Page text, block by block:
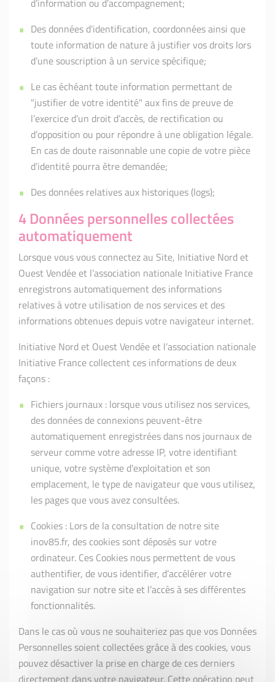
d’information ou d’accompagnement;
Des données d’identification, coordonnées ainsi que
toute information de nature à justifier vos droits lors
d’une souscription à un service spécifique;
Le cas échéant toute information permettant de
"justifier de votre identité" aux fins de preuve de
l’exercice d’un droit d’accès, de rectification ou
d’opposition ou pour répondre à une obligation légale.
En cas de doute raisonnable une copie de votre pièce
d’identité pourra être demandée;
Des données relatives aux historiques (logs);
4 Données personnelles collectées
automatiquement
Lorsque vous vous connectez au Site, Initiative Nord et
Ouest Vendée et l’association nationale Initiative France
enregistrons automatiquement des informations
relatives à votre utilisation de nos services et des
informations obtenues depuis votre navigateur internet.
Initiative Nord et Ouest Vendée et l’association nationale
Initiative France collectent ces informations de deux
façons :
Fichiers journaux : lorsque vous utilisez nos services,
des données de connexions peuvent-être
automatiquement enregistrées dans nos journaux de
serveur comme votre adresse IP, votre identifiant
unique, votre système d'exploitation et son
emplacement, le type de navigateur que vous utilisez,
les pages que vous avez consultées.
Cookies : Lors de la consultation de notre site
inov85.fr, des cookies sont déposés sur votre
ordinateur. Ces Cookies nous permettent de vous
authentifier, de vous identifier, d’accélérer votre
navigation sur notre site et l’accès à ses différentes
fonctionnalités.
Dans le cas où vous ne souhaiteriez pas que vos Données
Personnelles soient collectées grâce à des cookies, vous
pouvez désactiver la prise en charge de ces derniers